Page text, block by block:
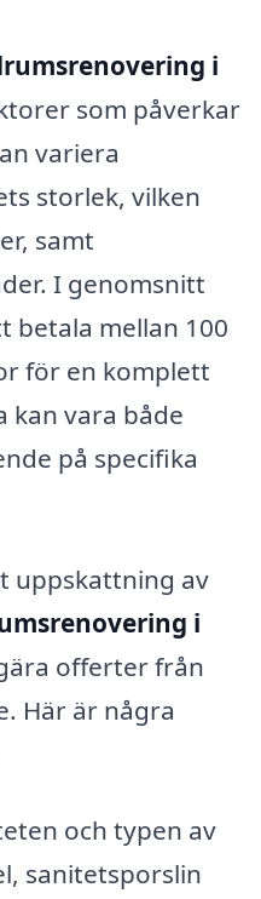
i
som påverkar
variera
storlek, vilken
samt
I genomsnitt
betala mellan 100
för en komplett
kan vara både
på specifika
uppskattning av
i
offerter från
Här är några
och typen av
sanitetsporslin